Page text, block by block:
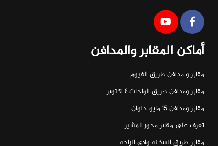
أماكن المقابر والمدافن
مقابر و مدافن طريق الفيوم
مقابر ومدافن طريق الواحات ٦ اكتوبر
مقابر ومدافن ١٥ مايو حلوان
تعرف على مقابر محور المشير
مقابر طريق السخنه وادي الراحه